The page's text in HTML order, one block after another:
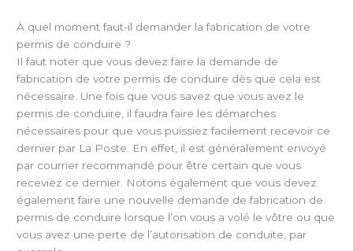
À quel moment faut-il demander la fabrication de votre
permis de conduire ?
Il faut noter que vous devez faire la demande de
fabrication de votre permis de conduire dès que cela est
nécessaire. Une fois que vous savez que vous avez le
permis de conduire, il faudra faire les démarches
nécessaires pour que vous puissiez facilement recevoir ce
dernier par La Poste. En effet, il est généralement envoyé
par courrier recommandé pour être certain que vous
receviez ce dernier. Notons également que vous devez
également faire une nouvelle demande de fabrication de
permis de conduire lorsque l’on vous a volé le vôtre ou que
vous avez une perte de l’autorisation de conduite, par